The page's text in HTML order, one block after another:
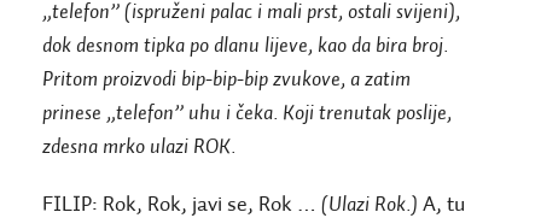
„telefon” (ispruženi palac i mali prst, ostali svijeni),
dok desnom tipka po dlanu lijeve, kao da bira broj.
Pritom proizvodi bip-bip-bip zvukove, a zatim
prinese „telefon” uhu i čeka. Koji trenutak poslije,
zdesna mrko ulazi ROK.
FILIP: Rok, Rok, javi se, Rok …(Ulazi Rok.) A, tu